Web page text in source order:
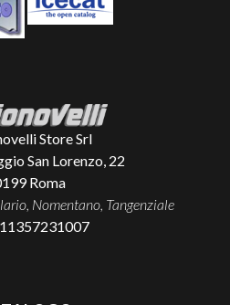
Store Srl
San Lorenzo, 22
Roma
Nomentano, Tangenziale